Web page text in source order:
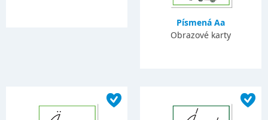
Písmená Aa
Obrazové karty